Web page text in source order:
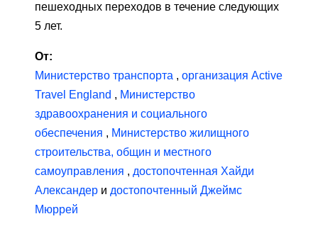
пешеходных переходов в течение следующих
5 лет.
От:
Министерство транспорта , организация Active
Travel England , Министерство
здравоохранения и социального
обеспечения , Министерство жилищного
строительства, общин и местного
самоуправления , достопочтенная Хайди
Александер и достопочтенный Джеймс
Мюррей